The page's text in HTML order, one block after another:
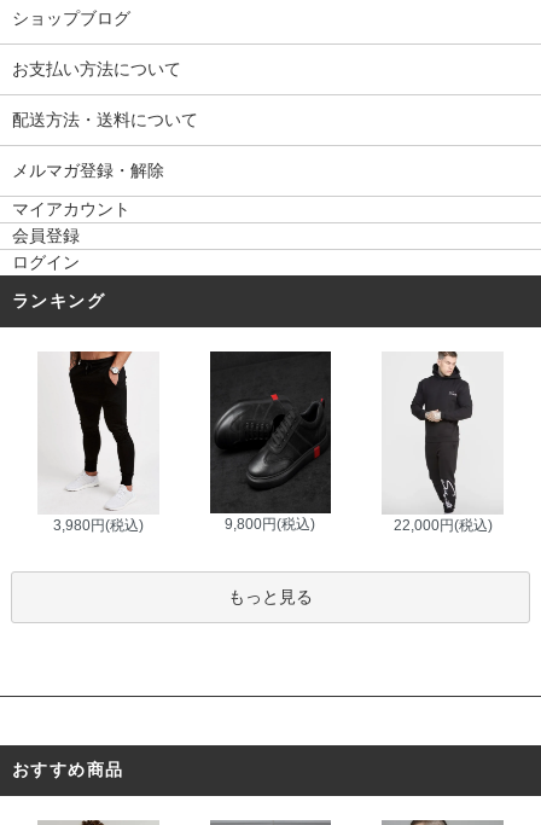
ショップブログ
お支払い方法について
配送方法・送料について
メルマガ登録・解除
マイアカウント
会員登録
ログイン
ランキング
3,980円(税込) 9,800円(税込) 22,000円(税込)
もっと見る
おすすめ商品